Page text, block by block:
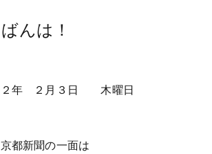
んは！
２年 ２月３日 木曜日
都新聞の一面は